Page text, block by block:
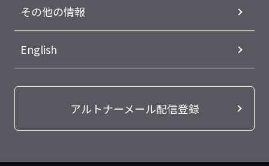
その他の情報
English
アルトナーメール配信登録